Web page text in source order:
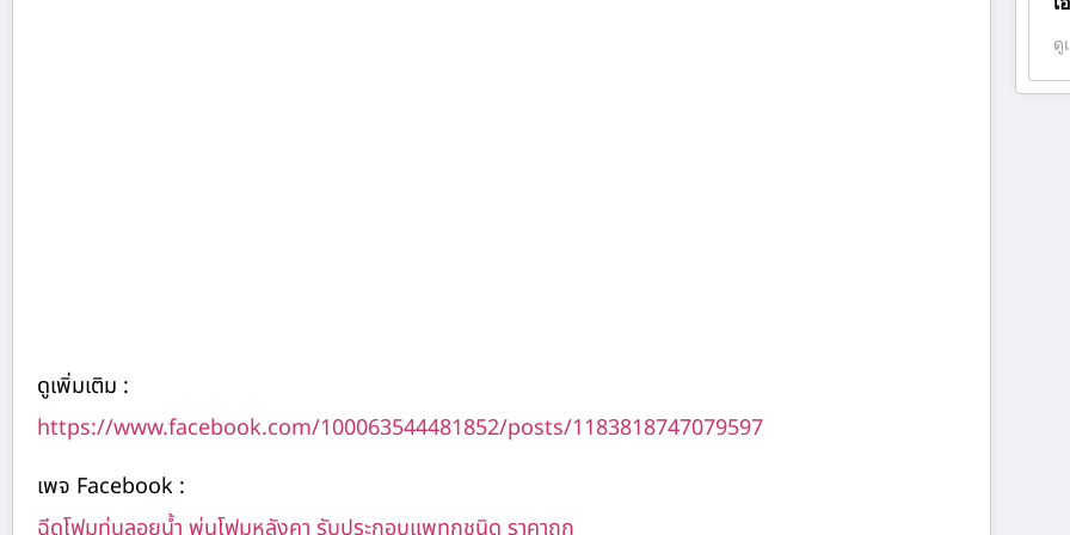
ดูเพิ่มเติม :
https://www.facebook.com/100063544481852/posts/1183818747079597
เพจ Facebook :
ฉีดโฟมทุ่นลอยน้ำ พ่นโฟมหลังคา รับประกอบแพทุกชนิด ราคาถูก
ดู